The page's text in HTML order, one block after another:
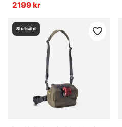
2199 kr
Slutsåld